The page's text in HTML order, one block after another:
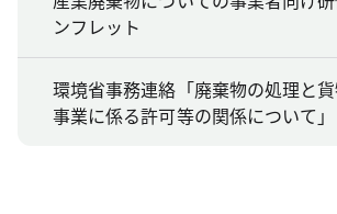
ンフレット
環境省事務連絡「廃棄物の処理と
事業に係る許可等の関係について」